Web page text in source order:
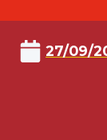
27/09/